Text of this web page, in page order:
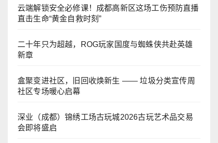
云端解锁安全必修课！成都高新区这场工伤预防直播
直击生命“黄金自救时刻”
二十年只为超越，ROG玩家国度与蜘蛛侠共赴英雄
新章
盒聚变进社区，旧回收焕新生 —— 垃圾分类宣传周
社区专场暖心启幕
深业（成都）锦绣工场古玩城2026古玩艺术品交易
会即将盛启